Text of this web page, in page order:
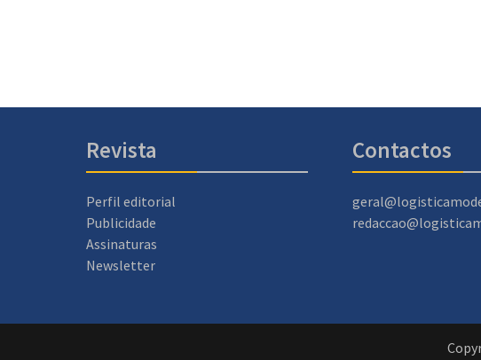
Revista
Perfil editorial
Publicidade
Assinaturas
Newsletter
Contactos